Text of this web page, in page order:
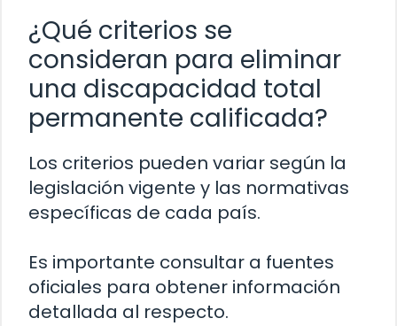
¿Qué criterios se
consideran para eliminar
una discapacidad total
permanente calificada?
Los criterios pueden variar según la
legislación vigente y las normativas
específicas de cada país.
Es importante consultar a fuentes
oficiales para obtener información
detallada al respecto.